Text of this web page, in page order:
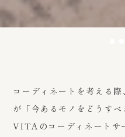
コーディネートを考える
が「今あるモノをどうす
VITAのコーディネートサ